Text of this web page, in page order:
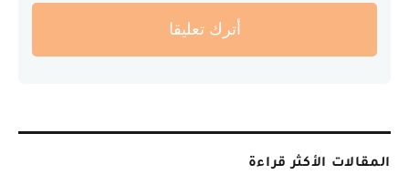
أترك تعليقا
المقالات الأكثر قراءة